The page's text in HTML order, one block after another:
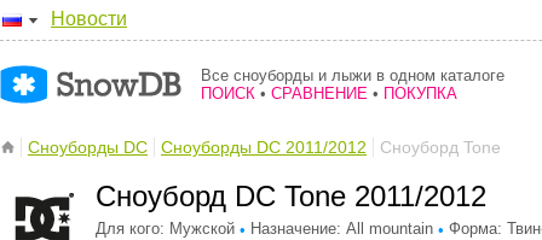
Новости
Все сноуборды и лыжи в одном каталоге
ПОИСК • СРАВНЕНИЕ • ПОКУПКА
Сноуборды DC Сноуборды DC 2011/2012 Сноуборд Tone
Сноуборд DC Tone 2011/2012
Для кого: Мужской • Назначение: All mountain • Форма: